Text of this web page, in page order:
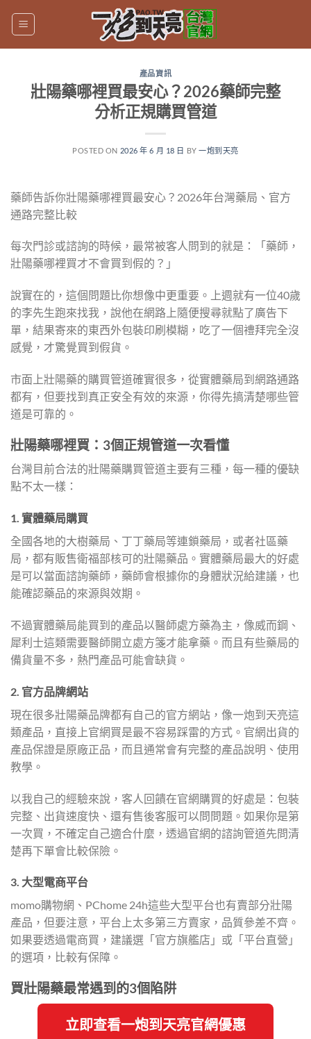
產品資訊
壯陽藥哪裡買最安心？2026藥師完整
分析正規購買管道
POSTED ON 2026 年 6 月 18 日 BY一炮到天亮
藥師告訴你壯陽藥哪裡買最安心？2026年台灣藥局、官方
通路完整比較
每次門診或諮詢的時候，最常被客人問到的就是：「藥師，
壯陽藥哪裡買才不會買到假的？」
說實在的，這個問題比你想像中更重要。上週就有一位40歲
的李先生跑來找我，說他在網路上隨便搜尋就點了廣告下
單，結果寄來的東西外包裝印刷模糊，吃了一個禮拜完全沒
感覺，才驚覺買到假貨。
市面上壯陽藥的購買管道確實很多，從實體藥局到網路通路
都有，但要找到真正安全有效的來源，你得先搞清楚哪些管
道是可靠的。
壯陽藥哪裡買：3個正規管道一次看懂
台灣目前合法的壯陽藥購買管道主要有三種，每一種的優缺
點不太一樣：
1. 實體藥局購買
全國各地的大樹藥局、丁丁藥局等連鎖藥局，或者社區藥
局，都有販售衛福部核可的壯陽藥品。實體藥局最大的好處
是可以當面諮詢藥師，藥師會根據你的身體狀況給建議，也
能確認藥品的來源與效期。
不過實體藥局能買到的產品以醫師處方藥為主，像威而鋼、
犀利士這類需要醫師開立處方箋才能拿藥。而且有些藥局的
備貨量不多，熱門產品可能會缺貨。
2. 官方品牌網站
現在很多壯陽藥品牌都有自己的官方網站，像一炮到天亮這
類產品，直接上官網買是最不容易踩雷的方式。官網出貨的
產品保證是原廠正品，而且通常會有完整的產品說明、使用
教學。
以我自己的經驗來說，客人回饋在官網購買的好處是：包裝
完整、出貨速度快、還有售後客服可以問問題。如果你是第
一次買，不確定自己適合什麼，透過官網的諮詢管道先問清
楚再下單會比較保險。
3. 大型電商平台
momo購物網、PChome 24h這些大型平台也有賣部分壯陽
產品，但要注意，平台上太多第三方賣家，品質參差不齊。
如果要透過電商買，建議選「官方旗艦店」或「平台直營」
的選項，比較有保障。
買壯陽藥最常遇到的3個陷阱
立即查看一炮到天亮官網優惠